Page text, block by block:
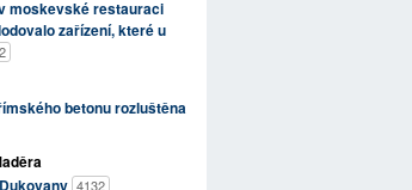
moskevské restauraci
zařízení, které u
betonu rozluštěna
4132